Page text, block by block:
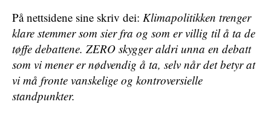
På nettsidene sine skriv dei: Klimapolitikken trenger
klare stemmer som sier fra og som er villig til å ta de
tøffe debattene. ZERO skygger aldri unna en debatt
som vi mener er nødvendig å ta, selv når det betyr at
vi må fronte vanskelige og kontroversielle
standpunkter.